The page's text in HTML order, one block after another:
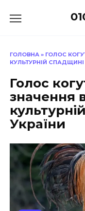
до
ГОЛОВНА » ГОЛОС
КУЛЬТУРНІЙ СПАДЩИНІ
Голос
значення
України